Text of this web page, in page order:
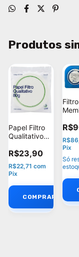
Produtos
Papel Filtro
Qualitativo
Unifil 501018
C/100
R$23,90
R$22,71 com
Pix
Hnm
Pix
Só